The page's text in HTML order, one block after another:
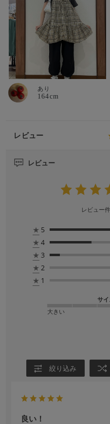
あり
164cm
レビュー
レビュー
レビュー
★ 5
★ 4
★ 3
★ 2
★ 1
サ
大きい
絞り込み
良い！